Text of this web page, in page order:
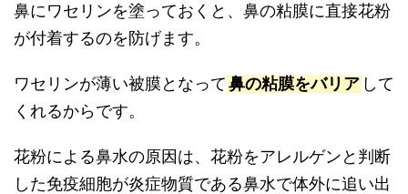
鼻にワセリンを塗っておくと、鼻の粘膜に直接花粉
が付着するのを防げます。
ワセリンが薄い被膜となって 鼻の粘膜をバリア して
くれるからです。
花粉による鼻水の原因は、花粉をアレルゲンと判断
した免疫細胞が炎症物質である鼻水で体外に追い出